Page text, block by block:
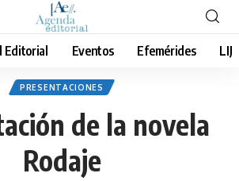
Eventos Efemérides LIJ
PRESENTACIONES
de la novela
Rodaje